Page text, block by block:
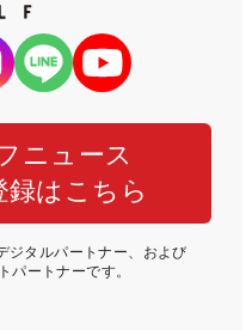
ニュース
録はこちら
ジタルパートナー、および
パートナーです。